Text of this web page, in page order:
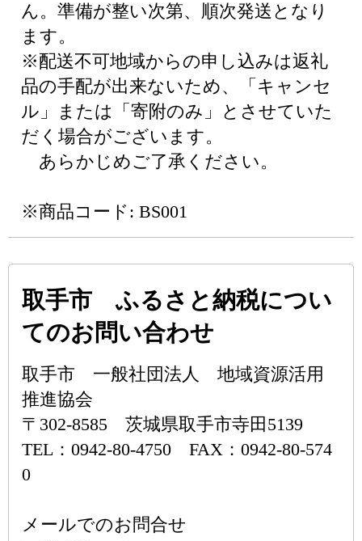
ん。準備が整い次第、順次発送となり
ます。
※配送不可地域からの申し込みは返礼
品の手配が出来ないため、「キャンセ
ル」または「寄附のみ」とさせていた
だく場合がございます。
あらかじめご了承ください。
※商品コード: BS001
取手市 ふるさと納税につい
てのお問い合わせ
取手市 一般社団法人 地域資源活用
推進協会
〒302-8585 茨城県取手市寺田5139
TEL：0942-80-4750 FAX：0942-80-574
0
メールでのお問合せ